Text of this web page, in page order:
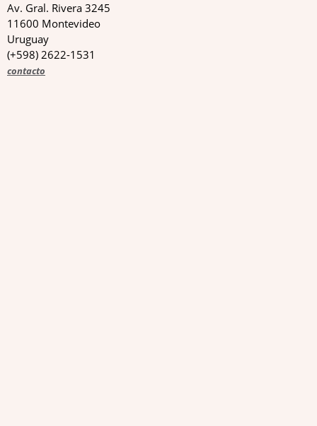
Av. Gral. Rivera 3245
11600 Montevideo
Uruguay
(+598) 2622-1531
contacto